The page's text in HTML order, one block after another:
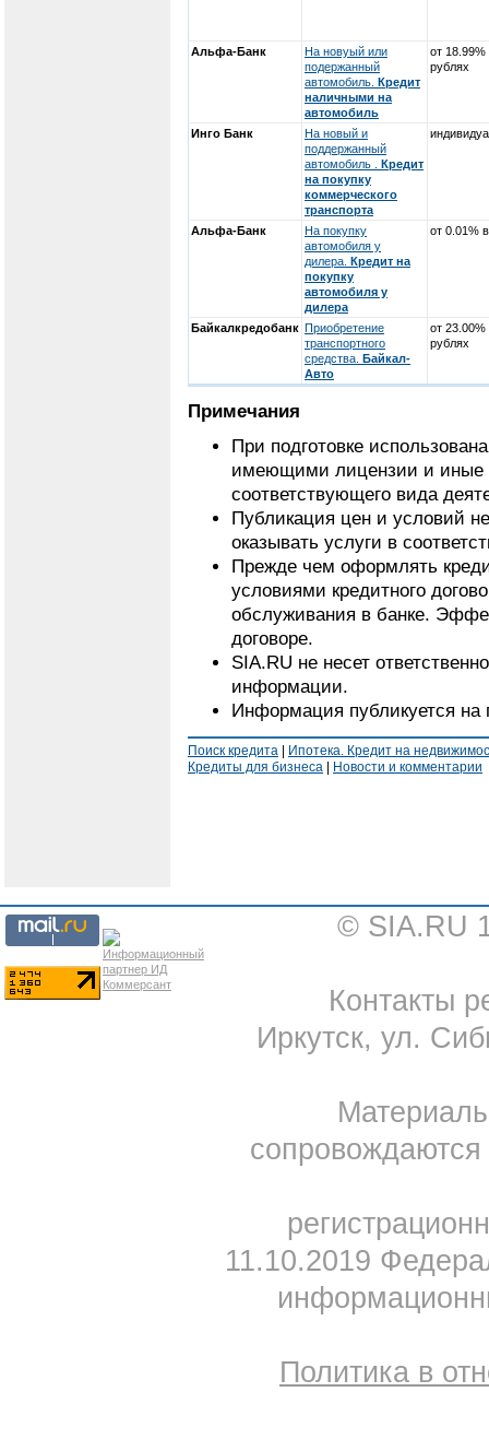
Альфа-Банк
На новуый или
подержанный
автомобиль. Кредит
наличными на
автомобиль
от 18.99%
рублях
Инго Банк
На новый и
поддержанный
автомобиль . Кредит
на покупку
коммерческого
транспорта
Альфа-Банк
На покупку
автомобиля у
дилера. Кредит на
покупку
автомобиля у
дилера
от 0.01%
Байкалкредобанк Приобретение
транспортного
средства. Байкал-
Авто
от 23.00%
рублях
Примечания
При подготовке
имеющими лицензии и иные
соответствующего вида
Публикация цен и условий
оказывать услуги в
Прежде чем оформлять
условиями кредитного
обслуживания в банке.
договоре.
SIA.RU не несет
информации.
Информация публикуется на
Поиск кредита
Ипотека. Кредит на
Кредиты для бизнеса
Новости и комментарии
© SIA.RU
Контакты
Иркутск, ул.
11.10.2019
Политика в